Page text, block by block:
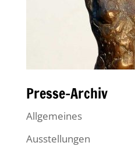
Presse-Archiv
Allgemeines
Ausstellungen